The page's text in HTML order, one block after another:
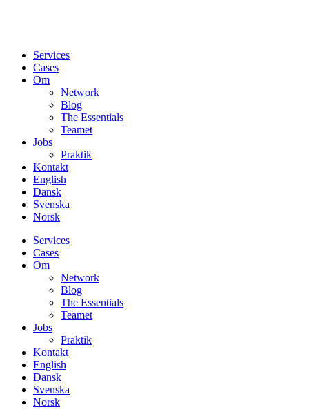
Services
Cases
Om
Network
Blog
The Essentials
Teamet
Jobs
Praktik
Kontakt
English
Dansk
Svenska
Norsk
Services
Cases
Om
Network
Blog
The Essentials
Teamet
Jobs
Praktik
Kontakt
English
Dansk
Svenska
Norsk